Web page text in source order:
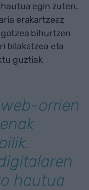
egin zuten.
erakartzeaz
bihurtzen
bilakatzea eta
guztiak
orrien
hautua